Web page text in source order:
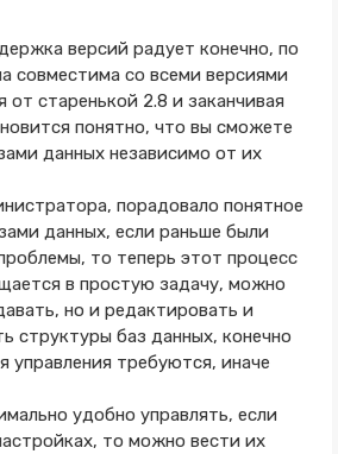
версий радует конечно, по
совместима со всеми версиями
от старенькой 2.8 и заканчивая
понятно, что вы сможете
данных независимо от их
порадовало понятное
данных, если раньше были
то теперь этот процесс
в простую задачу, можно
но и редактировать и
структуры баз данных, конечно
управления требуются, иначе
удобно управлять, если
то можно вести их